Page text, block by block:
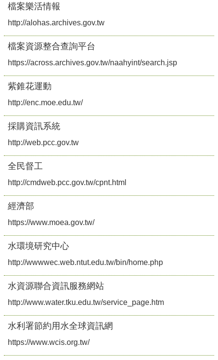
檔案樂活情報
http://alohas.archives.gov.tw
檔案資源整合查詢平台
https://across.archives.gov.tw/naahyint/search.jsp
紫錐花運動
http://enc.moe.edu.tw/
採購資訊系統
http://web.pcc.gov.tw
全民督工
http://cmdweb.pcc.gov.tw/cpnt.html
經濟部
https://www.moea.gov.tw/
水環境研究中心
http://wwwwec.web.ntut.edu.tw/bin/home.php
水資源聯合資訊服務網站
http://www.water.tku.edu.tw/service_page.htm
水利署節約用水全球資訊網
https://www.wcis.org.tw/